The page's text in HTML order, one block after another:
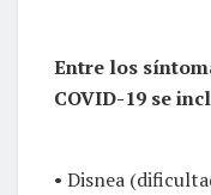
Entre los
COVID-19 se
• Disnea